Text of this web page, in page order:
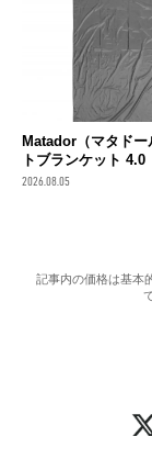
Matador（マタドー
トブランケット 4.0
2026.08.05
記事内の価格は基本